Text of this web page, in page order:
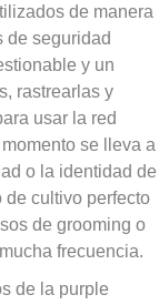
de manera
de seguridad
y un
rastrearlas y
usar la red
se lleva a
o la identidad de
de cultivo perfecto
de grooming o
frecuencia.
de la purple